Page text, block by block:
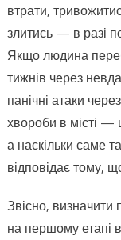
втрати,
злитись — в разі
Якщо людина
тижнів через
панічні атаки
хвороби в місті —
а наскільки саме
відповідає тому,
Звісно,
на першому етапі